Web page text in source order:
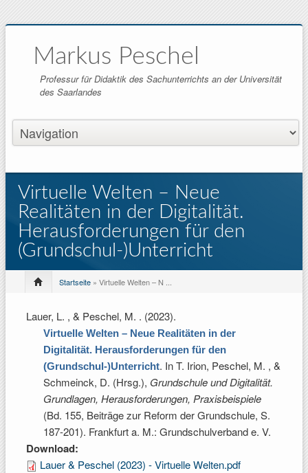
Markus Peschel
Professur für Didaktik des Sachunterrichts an der Universität
des Saarlandes
Virtuelle Welten – Neue
Realitäten in der Digitalität.
Herausforderungen für den
(Grundschul-)Unterricht
Startseite » Virtuelle Welten – N ...
Lauer, L. , & Peschel, M. . (2023).
Virtuelle Welten – Neue Realitäten in der
Digitalität. Herausforderungen für den
(Grundschul-)Unterricht. InT. Irion, Peschel, M. , &
Schmeinck, D. (Hrsg.), Grundschule und Digitalität.
Grundlagen, Herausforderungen, Praxisbeispiele
(Bd. 155, Beiträge zur Reform der Grundschule, S.
187-201). Frankfurt a. M.: Grundschulverband e. V.
Download:
Lauer & Peschel (2023) - Virtuelle Welten.pdf